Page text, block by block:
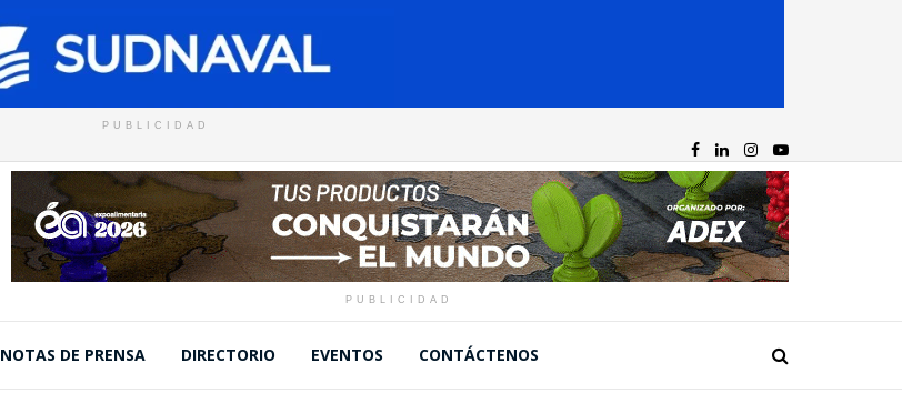
PUBLICIDAD
PUBLICIDAD
NOTAS DE PRENSA DIRECTORIO EVENTOS CONTÁCTENOS